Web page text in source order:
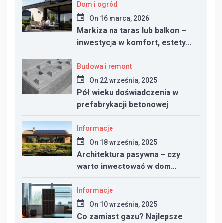
Dom i ogród
On 16 marca, 2026
Markiza na taras lub balkon –
inwestycja w komfort, estetykę
i funkcjonalność przestrzeni
Budowa i remont
On 22 września, 2025
Pół wieku doświadczenia w
prefabrykacji betonowej
Informacje
On 18 września, 2025
Architektura pasywna – czy
warto inwestować w dom
energooszczędny?
Informacje
On 10 września, 2025
Co zamiast gazu? Najlepsze